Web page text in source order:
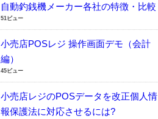
自動釣銭機メーカー各社の特徴・比較
51ビュー
小売店POSレジ 操作画面デモ（会計
編）
45ビュー
小売店レジのPOSデータを改正個人情
報保護法に対応させるには?